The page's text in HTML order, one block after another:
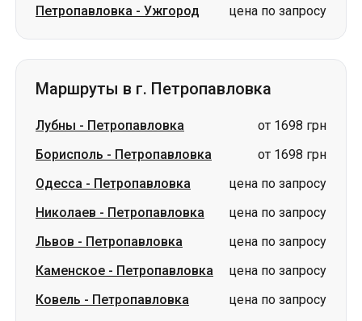
Петропавловка - Ужгород цена по запросу
Маршруты в г. Петропавловка
Лубны - Петропавловка
от 1698 грн
Борисполь - Петропавловка
от 1698 грн
Одесса - Петропавловка
цена по запросу
Николаев - Петропавловка
цена по запросу
Львов - Петропавловка
цена по запросу
Каменское - Петропавловка
цена по запросу
Ковель - Петропавловка
цена по запросу